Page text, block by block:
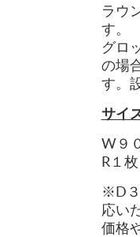
ラウ
す。
グロ
の場
す。
サイ
W９
R１枚
※D３
応い
価格